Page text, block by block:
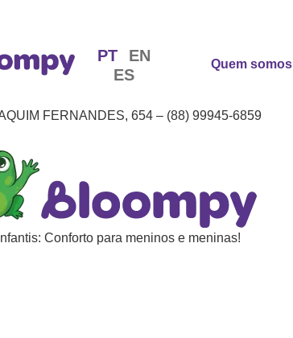
PT
EN
ES
Quem somos
FERNANDES, 654 – (88) 99945-6859
Conforto para meninos e meninas!